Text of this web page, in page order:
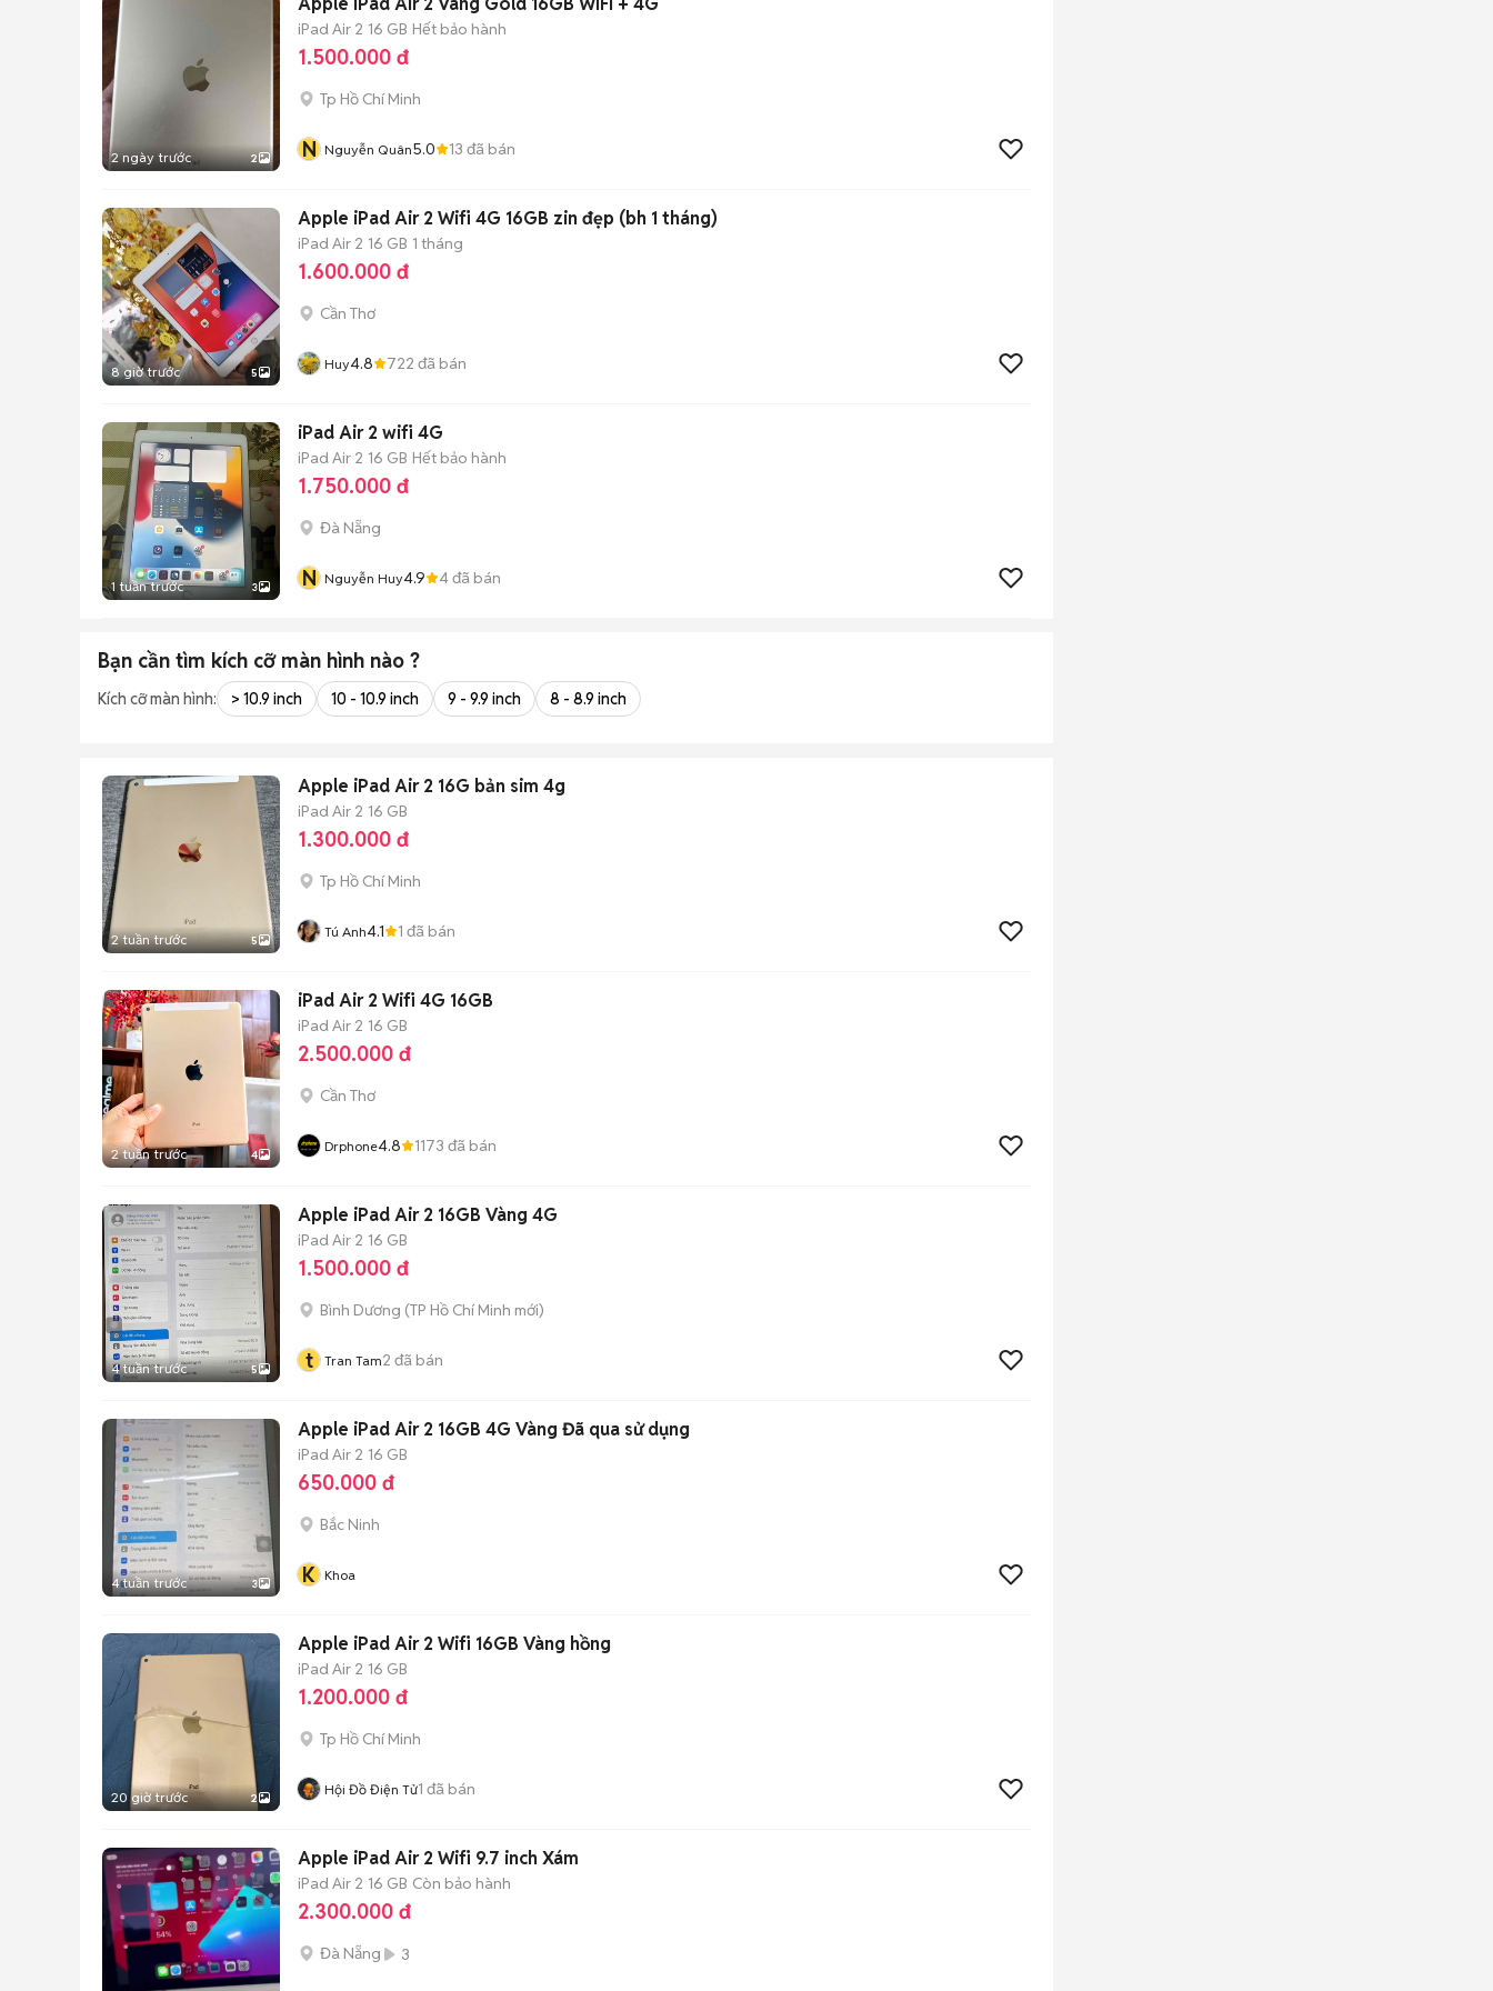
2 ngày trước 2
iPad Air 2 16 GB Hết bảo hành
1.500.000 đ
Tp Hồ Chí Minh
N Nguyễn Quân5.0 13 đã bán
8 giờ trước 5
Apple iPad Air 2 Wifi 4G 16GB zin đẹp (bh 1 tháng)
iPad Air 2 16 GB 1 tháng
1.600.000 đ
Cần Thơ
Huy4.8 722 đã bán
1 tuần trước 3
iPad Air 2 wifi 4G
iPad Air 2 16 GB Hết bảo hành
1.750.000 đ
Đà Nẵng
N Nguyễn Huy4.9 4đã bán
Bạn cần tìm kích cỡ màn hình nào ?
Kích cỡ màn hình: > 10.9 inch 10 - 10.9 inch 9 - 9.9 inch 8 - 8.9 inch
2 tuần trước 5
Apple iPad Air 2 16G bản sim 4g
iPad Air 2 16 GB
1.300.000 đ
Tp Hồ Chí Minh
Tú Anh4.1 1 đã bán
2 tuần trước 4
iPad Air 2 Wifi 4G 16GB
iPad Air 2 16 GB
2.500.000 đ
Cần Thơ
Drphone4.8 1173 đã bán
4 tuần trước 5
Apple iPad Air 2 16GB Vàng 4G
iPad Air 2 16 GB
1.500.000 đ
Bình Dương (TP Hồ Chí Minh mới)
t Tran Tam2 đã bán
4 tuần trước 3
Apple iPad Air 2 16GB 4G Vàng Đã qua sử dụng
iPad Air 2 16 GB
650.000 đ
Bắc Ninh
K Khoa
20 giờ trước 2
Apple iPad Air 2 Wifi 16GB Vàng hồng
iPad Air 2 16 GB
1.200.000 đ
Tp Hồ Chí Minh
Hội Đồ Điện Tử1 đã bán
Apple iPad Air 2 Wifi 9.7 inch Xám
iPad Air 2 16 GB Còn bảo hành
2.300.000 đ
Đà Nẵng 3